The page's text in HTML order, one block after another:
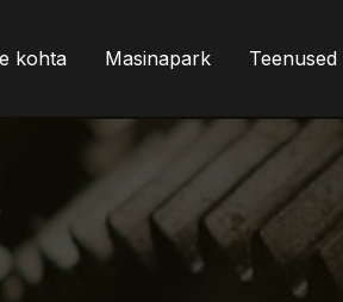
kohta Masinapark Teenused